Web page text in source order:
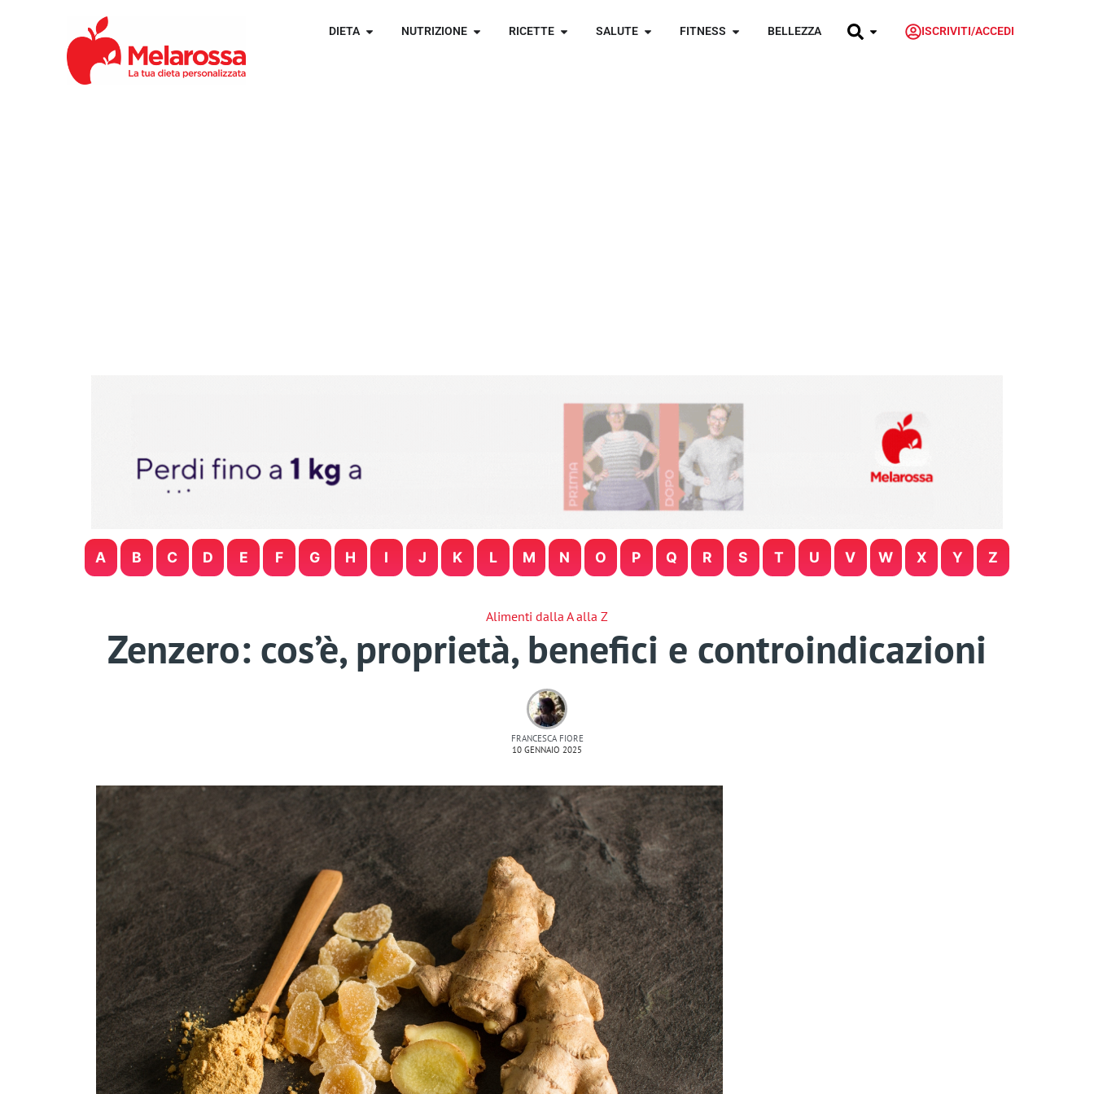
DIETA NUTRIZIONE RICETTE SALUTE FITNESS BELLEZZA ISCRIVITI/ACCEDI
A B C D E F G H I J K L M N O P Q R S T U V W X Y Z
Alimenti dalla A alla Z
Zenzero: cos’è, proprietà, benefici e controindicazioni
FRANCESCA FIORE
10 GENNAIO 2025